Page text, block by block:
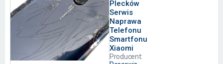
Plecków
Serwis
Naprawa
Telefonu
Smartfonu
Xiaomi
Producent: